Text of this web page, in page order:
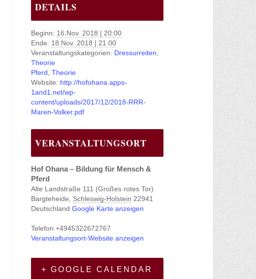
DETAILS
Beginn: 16.Nov. 2018 | 20:00
Ende: 18.Nov. 2018 | 21:00
Veranstaltungskategorien: Dressurreiten
Theorie
Pferd Theorie
Website: http://hofohana.apps-
1and1.net/wp-
content/uploads/2017/12/2018-RRR-
Maren-Volker.pdf
VERANSTALTUNGSORT
Hof Ohana – Bildung für Mensch &
Pferd
Alte Landstraße 111 (Großes rotes Tor)
Bargteheide
Schleswig-Holstein 22941
Deutschland Google Karte anzeigen
Telefon +4945322672767
Veranstaltungsort-Website anzeigen
+ GOOGLE CALENDAR